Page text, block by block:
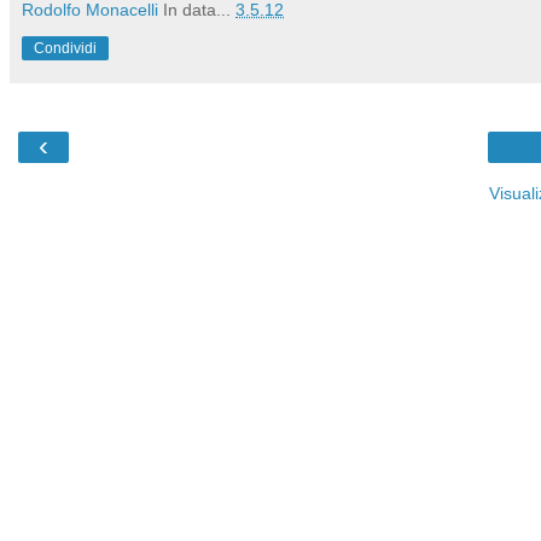
Rodolfo Monacelli In data... 3.5.12
Condividi
‹